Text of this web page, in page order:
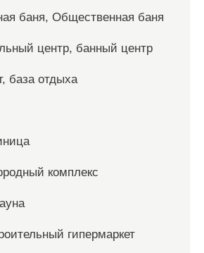
баня, Общественная баня
центр, банный центр
база отдыха
комплекс
гипермаркет